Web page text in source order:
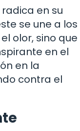
en su
se une a los
olor, sino que
en el
en la
contra el